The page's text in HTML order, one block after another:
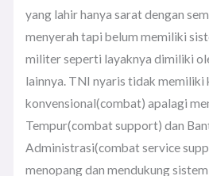
yang lahir hanya sarat dengan
menyerah tapi belum memiliki
militer seperti layaknya dimiliki
lainnya. TNI nyaris tidak memiliki
konvensional(combat) apalagi
Tempur(combat support) dan
Administrasi(combat service
menopang dan mendukung sistem